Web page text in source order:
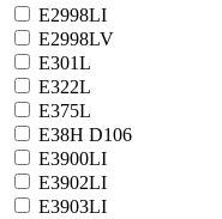
E2998LI
E2998LV
E301L
E322L
E375L
E38H D106
E3900LI
E3902LI
E3903LI